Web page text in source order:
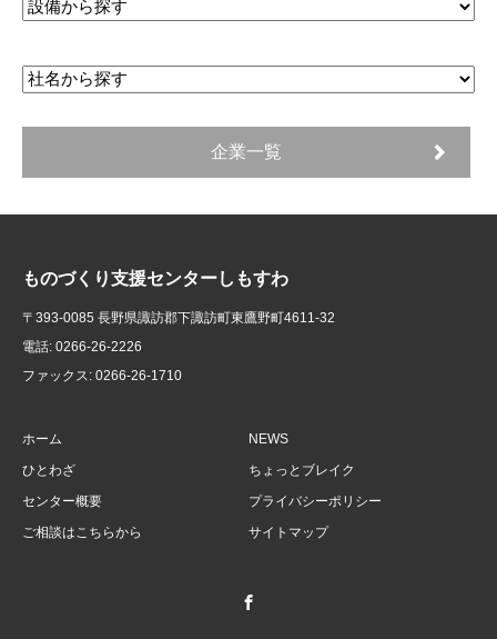
企業一覧
ものづくり支援センターしもすわ
〒393-0085 長野県諏訪郡下諏訪町東鷹野町4611-32
電話: 0266-26-2226
ファックス: 0266-26-1710
ホーム
ひとわざ
センター概要
ご相談はこちらから
NEWS
ちょっとブレイク
プライバシーポリシー
サイトマップ